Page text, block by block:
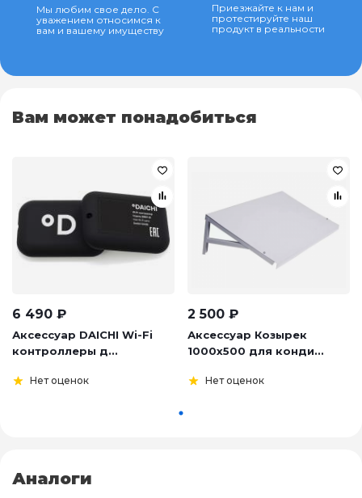
Мы любим свое дело. С
уважением относимся к
вам и вашему имуществу
Приезжайте к нам и
протестируйте наш
продукт в реальности
Вам может понадобиться
6 490 ₽
Аксессуар DAICHI Wi-Fi
контроллеры д...
Нет оценок
2 500 ₽
Аксессуар Козырек
1000х500 для конди...
Нет оценок
Аналоги